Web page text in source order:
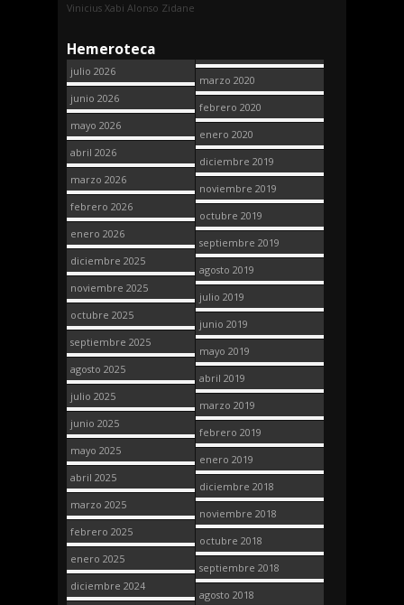
Vinicius Xabi Alonso Zidane
Hemeroteca
julio 2026
junio 2026
mayo 2026
abril 2026
marzo 2026
febrero 2026
enero 2026
diciembre 2025
noviembre 2025
octubre 2025
septiembre 2025
agosto 2025
julio 2025
junio 2025
mayo 2025
abril 2025
marzo 2025
febrero 2025
enero 2025
diciembre 2024
marzo 2020
febrero 2020
enero 2020
diciembre 2019
noviembre 2019
octubre 2019
septiembre 2019
agosto 2019
julio 2019
junio 2019
mayo 2019
abril 2019
marzo 2019
febrero 2019
enero 2019
diciembre 2018
noviembre 2018
octubre 2018
septiembre 2018
agosto 2018